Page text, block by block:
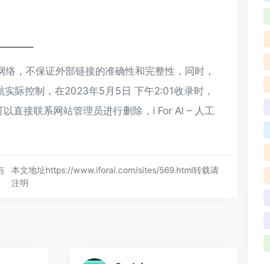
，不保证外部链接的准确性和完整性，同时，
际控制，在2023年5月5日 下午2:01收录时，
直接联系网站管理员进行删除，i For AI – 人工
本文地址https://www.iforai.com/sites/569.html转载请
注明